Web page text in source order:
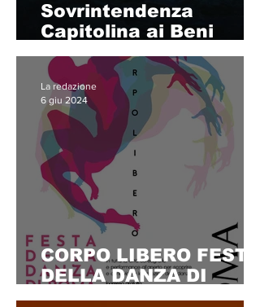
Sovrintendenza
Capitolina ai Beni
Culturali.
Appuntamenti dal 19
al 25 giugno 2024
CORPO LIBERO FESTA
DELLA DANZA DI
ROMA DAL 10 AL 16
La redazione
6 giu 2024